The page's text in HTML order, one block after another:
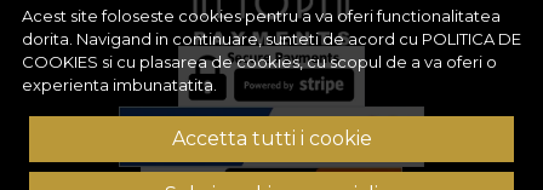
asemenea, rezultate bune la frecare umedă și
uscată, stabilitate bună a culorii la lumină artificială
și a trecut testul de inflamabilitate tip țigară.
Tip:material țesut
Compoziție:100% PES
Greutate:240 g/mp ± 5%
Acest site foloseste cookies pentru a va oferi functionalitatea
dorita. Navigand in continuare, sunteti de acord cu POLITICA DE
COOKIES si cu plasarea de cookies, cu scopul de a va oferi o
experienta imbunatatita.
Accetta tutti i cookie